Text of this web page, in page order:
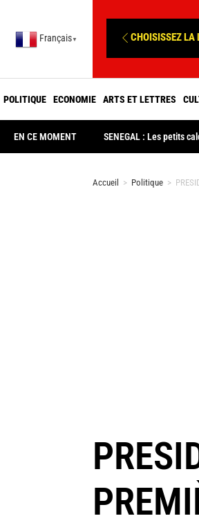
Français ▼ CHOISISSEZ LA
POLITIQUE ECONOMIE ARTS ET LETTRES
EN CE MOMENT SENEGAL : Les petits
Accueil > Politique >